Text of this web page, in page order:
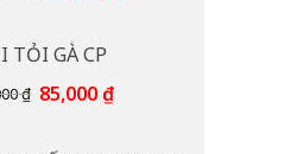
110,000 ₫.
TỎI GÀ CP
₫ Giá
85,000₫Giá